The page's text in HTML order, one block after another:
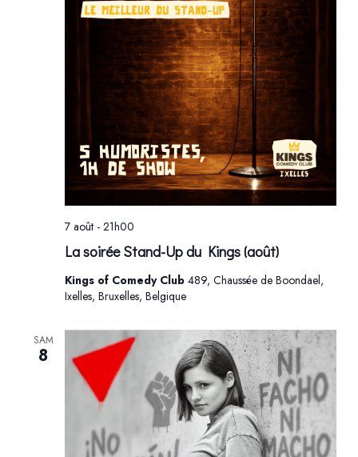
La soirée Stand-Up du Kings (août)
7 août - 21h00
Kings of Comedy Club 489, Chaussée de Boondael,
Ixelles, Bruxelles, Belgique
SAM
8